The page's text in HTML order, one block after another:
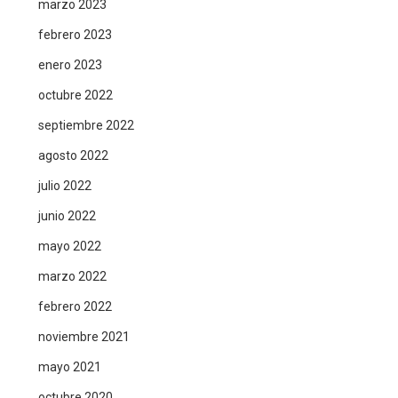
marzo 2023
febrero 2023
enero 2023
octubre 2022
septiembre 2022
agosto 2022
julio 2022
junio 2022
mayo 2022
marzo 2022
febrero 2022
noviembre 2021
mayo 2021